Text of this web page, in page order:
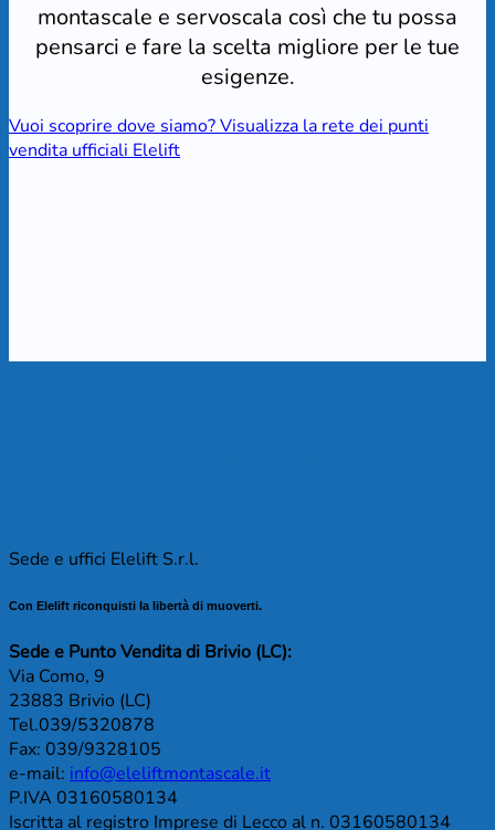
montascale e servoscala così che tu possa
pensarci e fare la scelta migliore per le tue
esigenze.
Vuoi scoprire dove siamo? Visualizza la rete dei punti
vendita ufficiali Elelift
Sede e uffici Elelift S.r.l.
Con Elelift riconquisti la libertà di muoverti.
Sede e Punto Vendita di Brivio (LC):
Via Como, 9
23883 Brivio (LC)
Tel.039/5320878
Fax: 039/9328105
e-mail: info@eleliftmontascale.it
P.IVA 03160580134
Iscritta al registro Imprese di Lecco al n. 03160580134